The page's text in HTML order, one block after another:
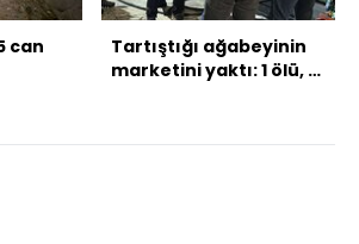
can
Tartıştığı ağabeyinin
marketini yaktı: 1 ölü, 5